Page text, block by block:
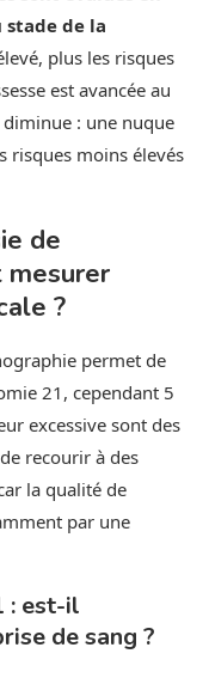
stade de la
plus les risques
est avancée au
: une nuque
risques moins élevés
de
?
permet de
21, cependant 5
excessive sont des
recourir à des
la qualité de
par une
: est-il
de sang ?